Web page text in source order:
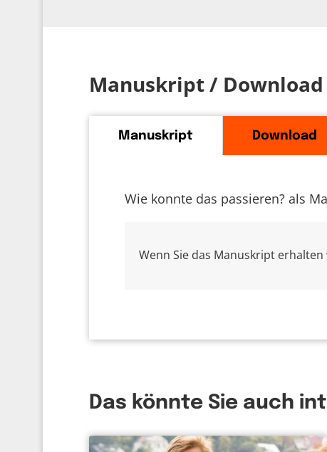
Manuskript / Download
Manuskript Download
Wie konnte das passieren? als
Wenn Sie das Manuskript
Das könnte Sie auch